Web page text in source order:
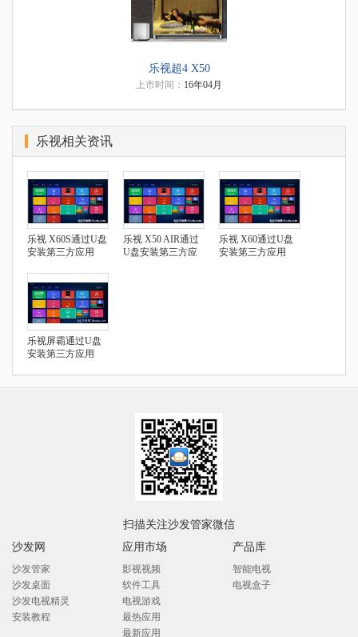
乐视超4 X50
上市时间： 16年04月
乐视相关资讯
乐视 X60S通过U盘
安装第三方应用
乐视 X50 AIR通过
U盘安装第三方应
乐视 X60通过U盘
安装第三方应用
乐视屏霸通过U盘
安装第三方应用
扫描关注沙发管家微信
沙发网
沙发管家
沙发桌面
沙发电视精灵
安装教程
应用市场
影视视频
软件工具
电视游戏
最热应用
最新应用
产品库
智能电视
电视盒子